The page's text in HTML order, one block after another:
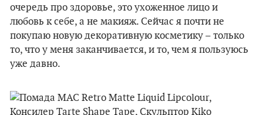
очередь про здоровье, это ухоженное лицо и
любовь к себе, а не макияж. Сейчас я почти не
покупаю новую декоративную косметику – только
то, что у меня заканчивается, и то, чем я пользуюсь
уже давно.